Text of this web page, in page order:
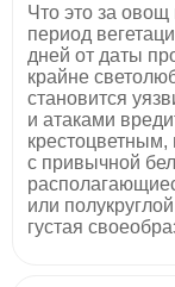
Что это за овощ
период
дней от даты
крайне
становится
и атаками
с привычной
или
густая